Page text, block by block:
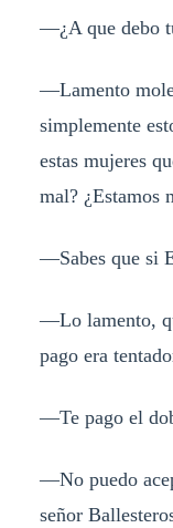
—¿A que debo
—Lamento
simplemente
estas mujeres
mal? ¿Estamos
—Sabes que si
—Lo lamento,
pago era
—Te pago el
—No puedo
señor